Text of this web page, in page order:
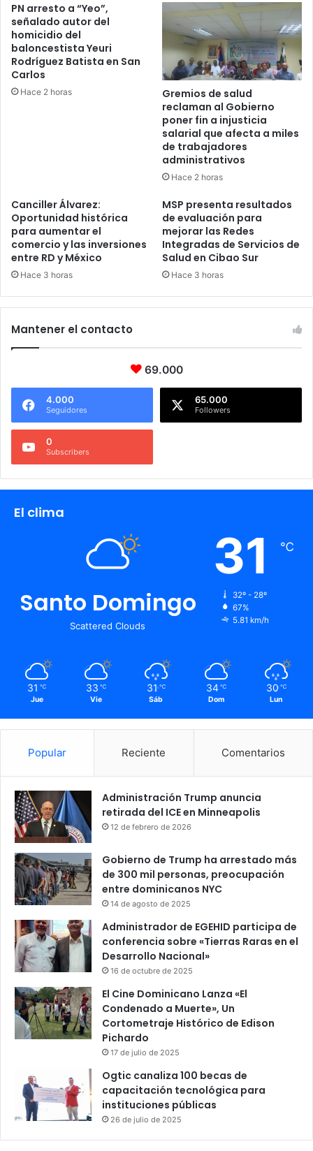
PN arresto a “Yeo”,
señalado autor del
homicidio del
baloncestista Yeuri
Rodríguez Batista en San
Carlos
Hace 2 horas
Gremios de salud
reclaman al Gobierno
poner fin a injusticia
salarial que afecta a miles
de trabajadores
administrativos
Hace 2 horas
Canciller Álvarez:
Oportunidad histórica
para aumentar el
comercio y las inversiones
entre RD y México
Hace 3 horas
MSP presenta resultados
de evaluación para
mejorar las Redes
Integradas de Servicios de
Salud en Cibao Sur
Hace 3 horas
Mantener el contacto
69.000
4.000
Seguidores
65.000
Followers
0
Subscribers
El clima
Santo Domingo
Scattered Clouds
31 ℃
32º - 28º
67%
5.81 km/h
31 ℃
Jue
33 ℃
Vie
31 ℃
Sáb
34 ℃
Dom
30 ℃
Lun
Popular Reciente Comentarios
Administración Trump anuncia
retirada del ICE en Minneapolis
12 de febrero de 2026
Gobierno de Trump ha arrestado más
de 300 mil personas, preocupación
entre dominicanos NYC
14 de agosto de 2025
Administrador de EGEHID participa de
conferencia sobre «Tierras Raras en el
Desarrollo Nacional»
16 de octubre de 2025
El Cine Dominicano Lanza «El
Condenado a Muerte», Un
Cortometraje Histórico de Edison
Pichardo
17 de julio de 2025
Ogtic canaliza 100 becas de
capacitación tecnológica para
instituciones públicas
26 de julio de 2025